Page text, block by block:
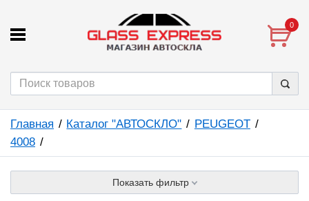
0
Главная Каталог "АВТОСКЛО"
PEUGEOT
4008
Показать фильтр